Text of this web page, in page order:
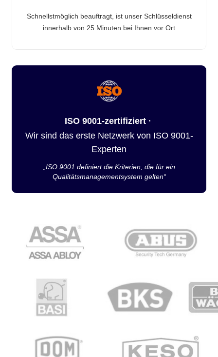
Schnellstmöglich beauftragt, ist unser Schlüsseldienst
innerhalb von 25 Minuten bei Ihnen vor Ort
ISO 9001-zertifiziert ·
Wir sind das erste Netzwerk von ISO 9001-
Experten
„ISO 9001 definiert die Kriterien, die für ein
Qualitätsmanagementsystem gelten“